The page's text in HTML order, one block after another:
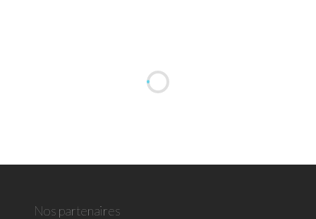
Nos partenaires